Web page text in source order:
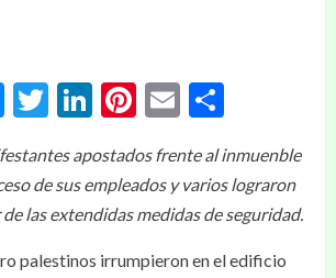
Messenger
Twitter
LinkedIn
Pinterest
Email
apostados frente al inmuenble
de sus empleados y varios lograron
las extendidas medidas de seguridad.
palestinos irrumpieron en el edificio